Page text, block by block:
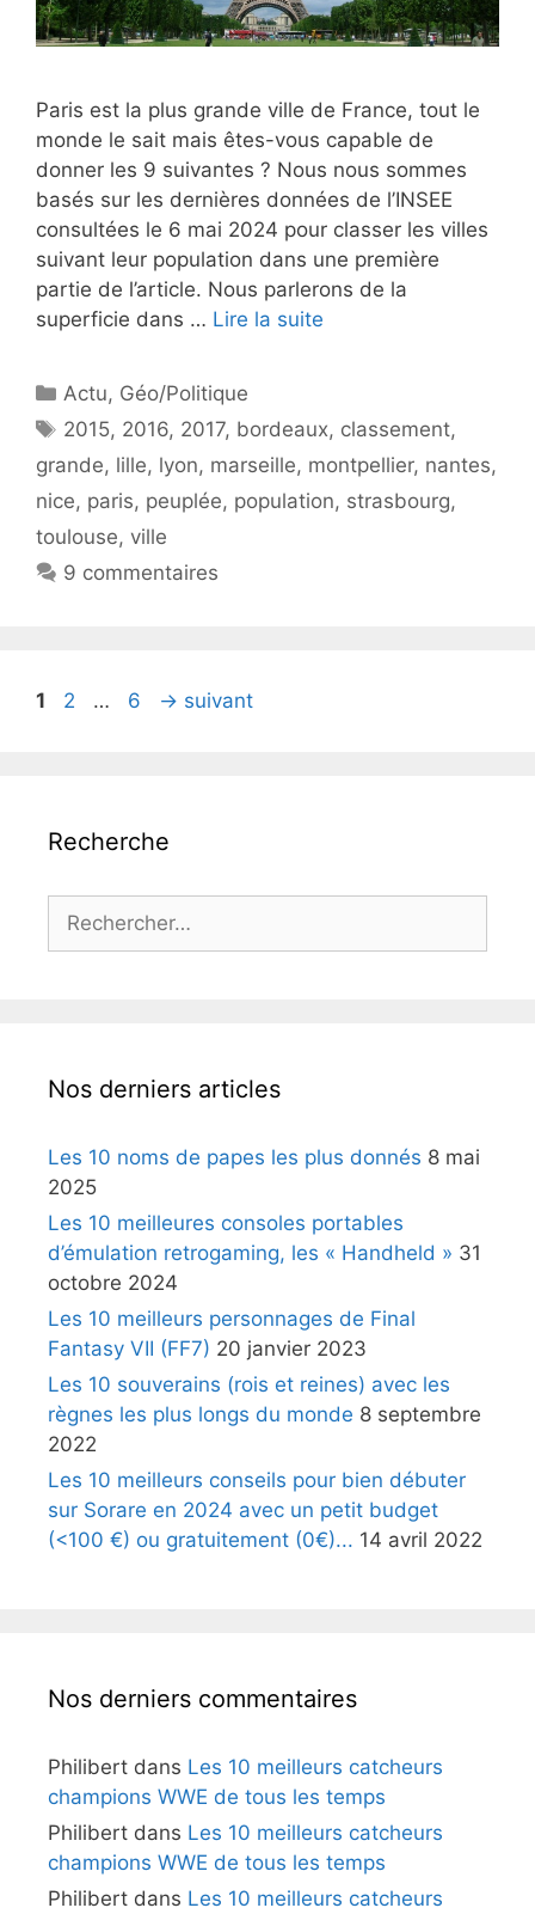
Paris est la plus grande ville de France, tout le
monde le sait mais êtes-vous capable de
donner les 9 suivantes ? Nous nous sommes
basés sur les dernières données de l’INSEE
consultées le 6 mai 2024 pour classer les villes
suivant leur population dans une première
partie de l’article. Nous parlerons de la
superficie dans … Lire la suite
Catégories
Actu, Géo/Politique
Étiquettes
2015, 2016, 2017, bordeaux, classement,
grande, lille, lyon, marseille, montpellier, nantes,
nice, paris, peuplée, population, strasbourg,
toulouse, ville
9 commentaires
Page
1 Page
2 … Page
6 → suivant
Recherche
Nos derniers articles
Les 10 noms de papes les plus donnés 8 mai
2025
Les 10 meilleures consoles portables
d’émulation retrogaming, les « Handheld » 31
octobre 2024
Les 10 meilleurs personnages de Final
Fantasy VII (FF7) 20 janvier 2023
Les 10 souverains (rois et reines) avec les
règnes les plus longs du monde 8 septembre
2022
Les 10 meilleurs conseils pour bien débuter
sur Sorare en 2024 avec un petit budget
(<100 €) ou gratuitement (0€)... 14 avril 2022
Nos derniers commentaires
Philibert dans Les 10 meilleurs catcheurs
champions WWE de tous les temps
Philibert dans Les 10 meilleurs catcheurs
champions WWE de tous les temps
Philibert dans Les 10 meilleurs catcheurs